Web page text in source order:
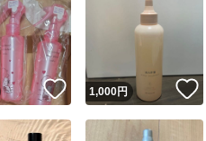
いいね！
1,000円